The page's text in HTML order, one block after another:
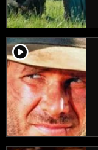
player2